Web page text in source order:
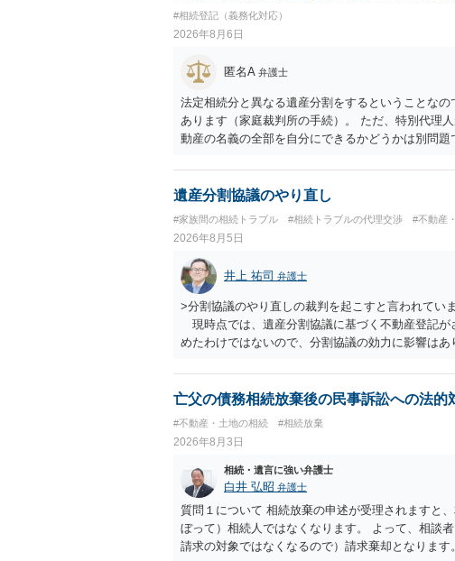
#相続登記（義務化対応）
2026年8月6日
匿名A 弁護士
法定相続分と異なる遺産分割をするということな
あります（家庭裁判所の手続）。 ただ、特別代理
動産の名義の全部を自分にできるかどうかは別問
未成年者を今後養育するのは、自分だからという
ができるというわけではありません。
遺産分割協議のやり直し
#家族間の相続トラブル #相続トラブルの代理交渉 #不動産
2026年8月5日
井上 祐司 弁護士
>分割協議のやり直しの裁判を起こすと言われてい
現時点では、遺産分割協議に基づく不動産登記
めたわけではないので、分割協議の効力に影響は
りますが、 ・伯母様自身が分割協議に加わってい
益が誰にあったかの立証が困難であること からす
亡父の債務相続放棄後の民事訴訟への法的
#不動産・土地の相続 #相続放棄
2026年8月3日
相続・遺言に強い弁護士
白井 弘昭 弁護士
質問１について 相続放棄の申述が受理されますと
ぼって）相続人ではなくなります。 よって、相談
請求の対象ではなくなるので）請求棄却となりま